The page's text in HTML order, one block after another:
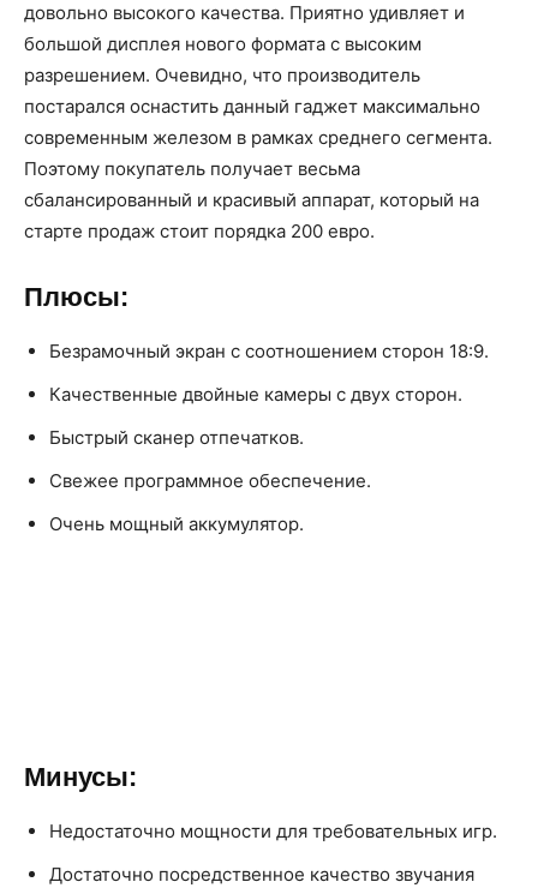
довольно высокого качества. Приятно удивляет и
большой дисплея нового формата с высоким
разрешением. Очевидно, что производитель
постарался оснастить данный гаджет максимально
современным железом в рамках среднего сегмента.
Поэтому покупатель получает весьма
сбалансированный и красивый аппарат, который на
старте продаж стоит порядка 200 евро.
Плюсы:
Безрамочный экран с соотношением сторон 18:9.
Качественные двойные камеры с двух сторон.
Быстрый сканер отпечатков.
Свежее программное обеспечение.
Очень мощный аккумулятор.
Минусы:
Недостаточно мощности для требовательных игр.
Достаточно посредственное качество звучания